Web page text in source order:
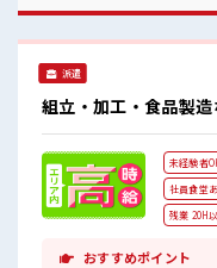
スキルUP・ス
った期間で働
しっかりあるお
派遣
組立・加工・食品製
未経験者
社員食堂
残業 20H
おすすめポイント